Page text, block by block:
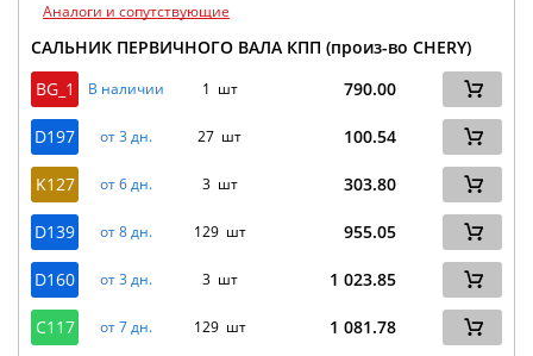
Аналоги и сопутствующие
САЛЬНИК ПЕРВИЧНОГО ВАЛА КПП (произ-во CHERY)
BG_1
В наличии 1 шт 790.00
D197 от 3 дн. 27 шт 100.54
K127 от 6 дн. 3 шт 303.80
D139 от 8 дн. 129 шт 955.05
D160 от 3 дн. 3 шт 1 023.85
C117 от 7 дн. 129 шт 1 081.78